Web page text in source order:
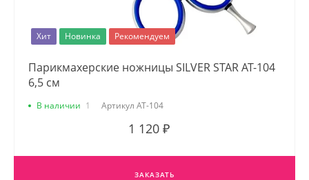
Хит Новинка Рекомендуем
Парикмахерские ножницы SILVER STAR AT-104
6,5 см
В наличии 1 Артикул AT-104
1 120 ₽
ЗАКАЗАТЬ